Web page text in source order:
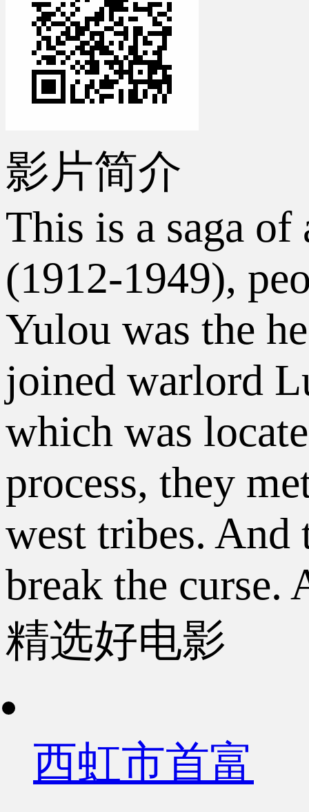
影片简介
This is a saga
(1912-1949),
Yulou was the
joined warlord
which was
process, they
west tribes. And
break the curse.
精选好电影
西虹市首富